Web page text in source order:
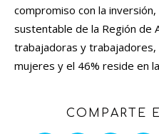
compromiso con la
sustentable de la Región de
trabajadoras y trabajadores,
mujeres y el 46% reside en
COMPARTE